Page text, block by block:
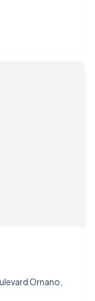
Ornano,